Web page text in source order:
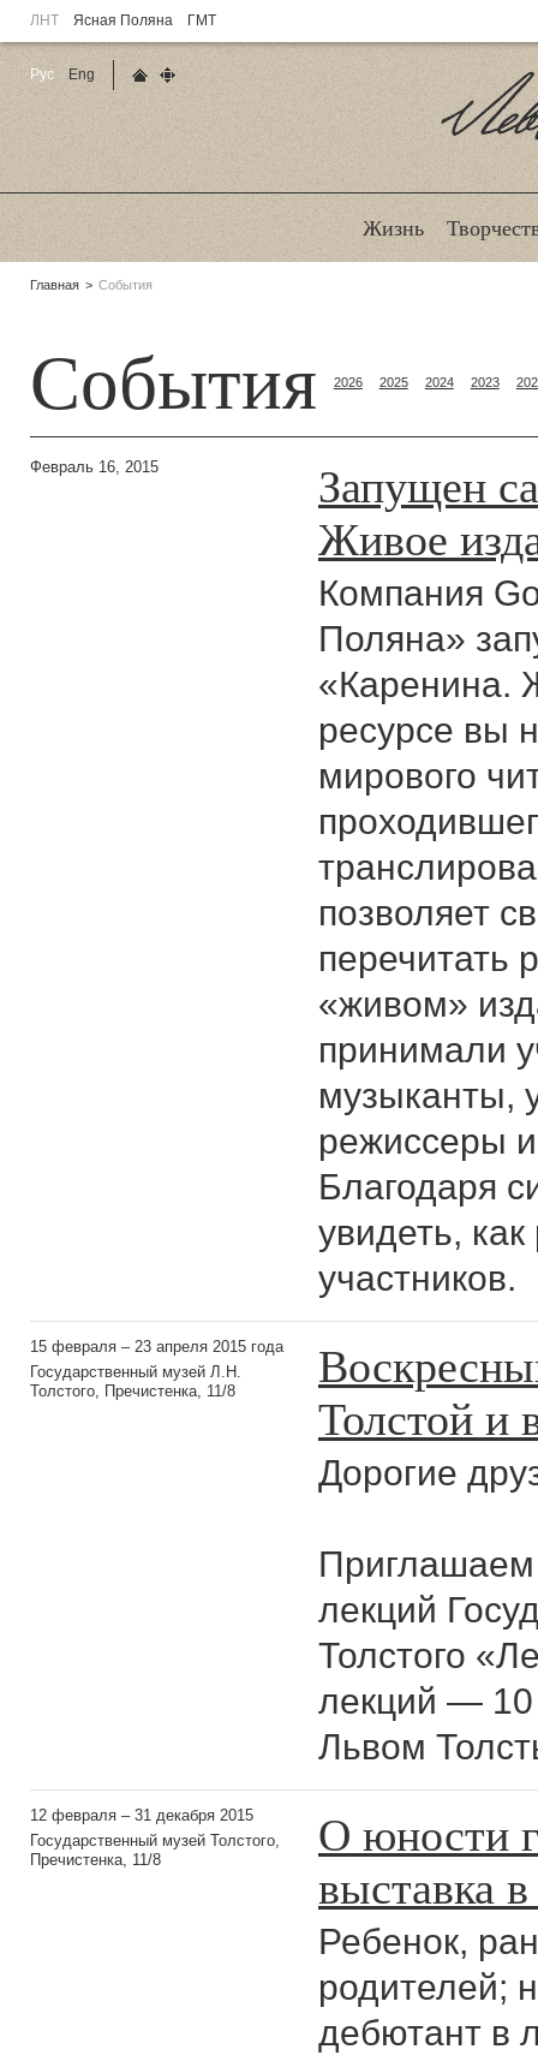
ЛНТ Ясная Поляна ГМТ
Жизнь
Родительские
Главная События
События 2026 2025 2024 2023
Февраль 16, 2015
Запущен
Живое
Компания
Поляна»
«Каренина.
ресурсе вы
мирового
позволяет
перечитать
«живом»
принимали
музыканты,
режиссеры
Благодаря
увидеть,
участников.
15 февраля – 23 апреля 2015 года
Государственный музей Л.Н.
Толстого, Пречистенка, 11/8
Толстой и
Дорогие
Приглашаем
лекций
Толстого
лекций — 10
Львом
12 февраля – 31 декабря 2015
Государственный музей Толстого,
Пречистенка, 11/8
О юности
выставка
Ребенок,
родителей;
дебютант в
Рус
Eng